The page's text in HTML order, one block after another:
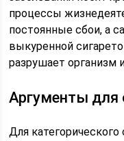
процессы
постоянные сбои, а
выкуренной
разрушает организм
Аргументы для
Для